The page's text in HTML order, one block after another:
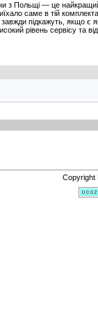
Польщі — це найкращий
саме в тій
підкажуть, якщо є
рівень сервісу та
Copyright